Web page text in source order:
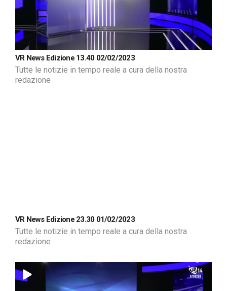
VR News Edizione 13.40 02/02/2023
Tutte le notizie in tempo reale a cura della nostra
redazione
VR News Edizione 23.30 01/02/2023
Tutte le notizie in tempo reale a cura della nostra
redazione